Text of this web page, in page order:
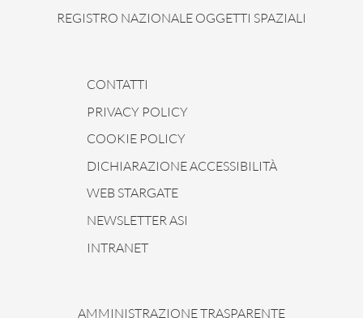
REGISTRO NAZIONALE OGGETTI SPAZIALI
CONTATTI
PRIVACY POLICY
COOKIE POLICY
DICHIARAZIONE ACCESSIBILITÀ
WEB STARGATE
NEWSLETTER ASI
INTRANET
AMMINISTRAZIONE TRASPARENTE